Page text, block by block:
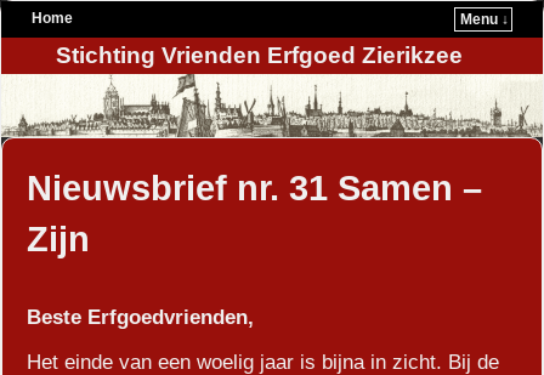
Home Menu ↓
Stichting Vrienden Erfgoed Zierikzee
Nieuwsbrief nr. 31 Samen –
Zijn
Beste Erfgoedvrienden,
Het einde van een woelig jaar is bijna in zicht. Bij de